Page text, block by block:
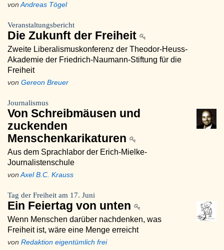
von Andreas Tögel
Veranstaltungsbericht
Die Zukunft der Freiheit
Zweite Liberalismuskonferenz der Theodor-Heuss-
Akademie der Friedrich-Naumann-Stiftung für die
Freiheit
von Gereon Breuer
Journalismus
Von Schreibmäusen und
zuckenden
Menschenkarikaturen
Aus dem Sprachlabor der Erich-Mielke-
Journalistenschule
von Axel B.C. Krauss
Tag der Freiheit am 17. Juni
Ein Feiertag von unten
Wenn Menschen darüber nachdenken, was
Freiheit ist, wäre eine Menge erreicht
von Redaktion eigentümlich frei